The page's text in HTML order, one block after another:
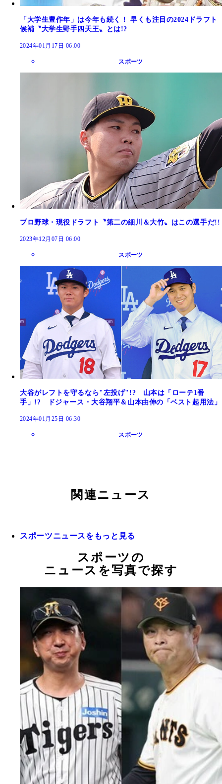
「大学生豊作年」は今年も続く！ 早くも注目の2024ドラフト
候補〝大学生野手四天王〟とは!?
2024年01月17日 06:00
スポーツ
プロ野球・現役ドラフト〝第二の細川＆大竹〟はこの選手だ!!
2023年12月07日 06:00
スポーツ
大谷がレフトを守るなら"左投げ"!? 山本は「ローテ1番
手」!? ドジャース・大谷翔平＆山本由伸の「ベスト起用法」
2024年01月25日 06:30
スポーツ
関連ニュース
スポーツニュースをもっと見る
スポーツの
ニュースを写真で探す